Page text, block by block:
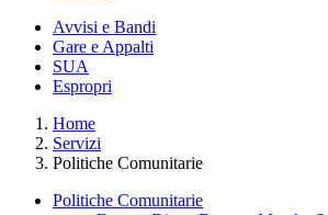
Avvisi e Bandi
Gare e Appalti
SUA
Espropri
Home
Servizi
Politiche Comunitarie
Politiche Comunitarie